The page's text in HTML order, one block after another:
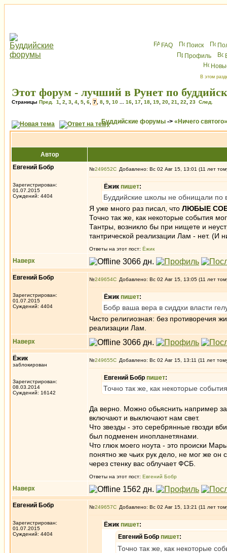
FAQ Поиск
Профиль
В этом
Этот форум - лучший в Рунет по
Страницы Пред. 1 2 3 4 5 6 7 8 9 10 16 17 18 19 20 21 22 23 След.
Буддийские форумы -> «Ничего святого»
Автор
Евгений Бобр
Зарегистрирован:
01.07.2015
Суждений: 4404
№249652 Добавлено: Вс 02 Авг 15, 13:01 (11 лет
Ёжик пишет:
Буддийские школы не обнищали по
Я уже много раз писал, что ЛЮБЫЕ
Точно так же, как некоторые события
Тантры, возникло бы при нищете и
тантрической реализации Лам - нет. (И
Ответы на этот пост: Ёжик
Наверх
Евгений Бобр
Зарегистрирован:
01.07.2015
Суждений: 4404
№249654 Добавлено: Вс 02 Авг 15, 13:05 (11 лет
Ёжик пишет:
Бобр ваша вера в сиддхи власти
Чисто религиозная: без противоречия
реализации Лам.
Наверх
Ёжик
заблокирован
Зарегистрирован:
08.03.2014
Суждений: 16142
№249655 Добавлено: Вс 02 Авг 15, 13:11 (11 лет
Евгений Бобр пишет:
Точно так же, как некоторые
Да верно. Можно обьяснить например
включают и выключают нам свет.
Что звезды - это серебрянные гвозди
был подменен инопланетянами.
Что глюк моего ноута - это происки
понятно же чьих рук дело, не мог же он
через стенку вас облучает ФСБ.
Ответы на этот пост: Евгений Бобр
Наверх
Евгений Бобр
Зарегистрирован:
01.07.2015
Суждений: 4404
№249657 Добавлено: Вс 02 Авг 15, 13:21 (11 лет
Ёжик пишет:
Евгений Бобр пишет:
Точно так же, как некоторые